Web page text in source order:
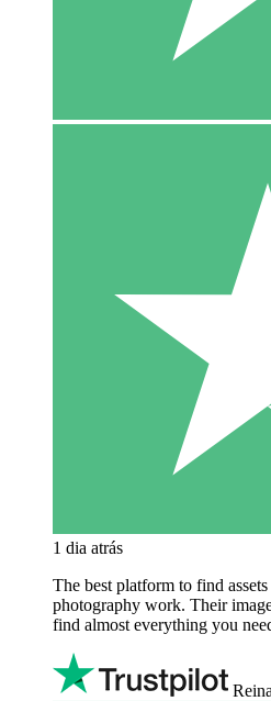
1 dia atrás
The best platform to find
photography work. Their
find almost everything you